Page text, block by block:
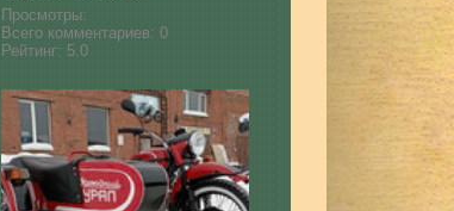
Просмотры:
Всего комментариев: 0
Рейтинг: 5.0